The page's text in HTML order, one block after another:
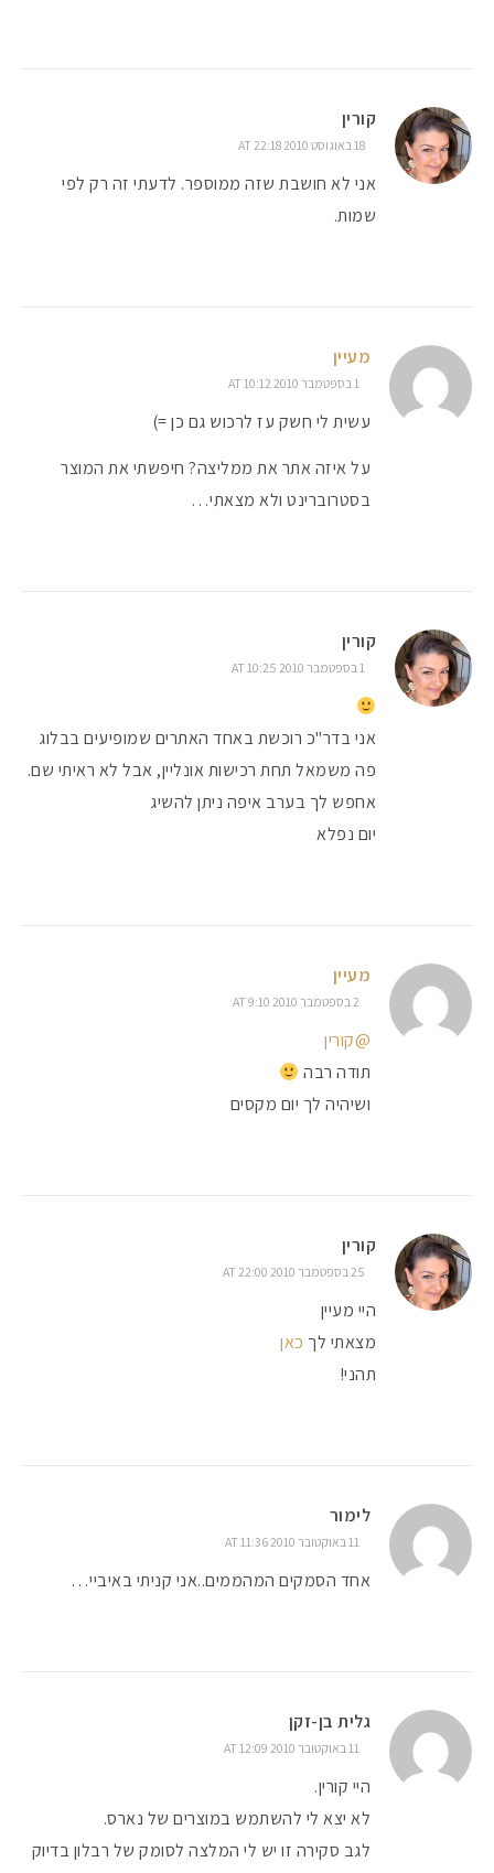
קורין
18 באוגוסט 2010 AT 22:18
אני לא חושבת שזה ממוספר. לדעתי זה רק לפי
שמות.
מעיין
1 בספטמבר 2010 AT 10:12
עשית לי חשק עז לרכוש גם כן =)
על איזה אתר את ממליצה? חיפשתי את המוצר
בסטרוברינט ולא מצאתי…
קורין
1 בספטמבר 2010 AT 10:25
אני בדר"כ רוכשת באחד האתרים שמופיעים בבלוג
פה משמאל תחת רכישות אונליין, אבל לא ראיתי שם.
אחפש לך בערב איפה ניתן להשיג
יום נפלא
מעיין
2 בספטמבר 2010 AT 9:10
@קורין
תודה רבה
ושיהיה לך יום מקסים
קורין
25 בספטמבר 2010 AT 22:00
היי מעיין
מצאתי לך כאן
תהני!
לימור
11 באוקטובר 2010 AT 11:36
אחד הסמקים המהממים..אני קניתי באיביי…
גלית בן-זקן
11 באוקטובר 2010 AT 12:09
היי קורין.
לא יצא לי להשתמש במוצרים של נארס.
לגב סקירה זו יש לי המלצה לסומק של רבלון בדיוק